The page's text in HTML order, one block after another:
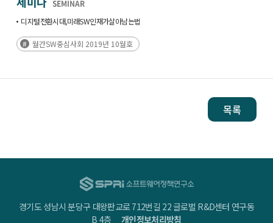
SEMINAR
‌디지털‌전환‌시대,‌미래‌SW인재가‌살아남는‌법‌
월간SW중심사회 2019년 10월호
목록
경기도 성남시 분당구 대왕판교로 712번길 22 글로벌 R&D센터 연구동
B 4층개인정보처리방침